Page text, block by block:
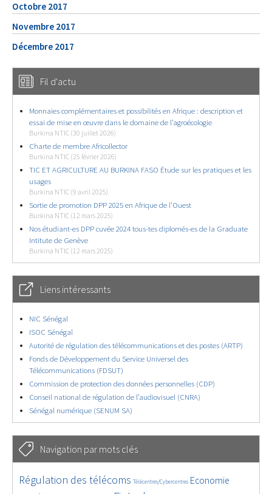
Octobre 2017
Novembre 2017
Décembre 2017
Fil d'actu
Monnaies complémentaires et possibilités en Afrique : description et
essai de mise en œuvre dans le domaine de l’agroécologie
Burkina NTIC (30 juillet 2026)
Charte de membre Africollector
Burkina NTIC (25 février 2026)
TIC ET AGRICULTURE AU BURKINA FASO Étude sur les pratiques et les
usages
Burkina NTIC (9 avril 2025)
Sortie de promotion DPP 2025 en Afrique de l’Ouest
Burkina NTIC (12 mars 2025)
Nos étudiant-es DPP cuvée 2024 tous-tes diplomés-es de la Graduate
Intitute de Genève
Burkina NTIC (12 mars 2025)
Liens intéressants
NIC Sénégal
ISOC Sénégal
Autorité de régulation des télécommunications et des postes (ARTP)
Fonds de Développement du Service Universel des
Télécommunications (FDSUT)
Commission de protection des données personnelles (CDP)
Conseil national de régulation de l’audiovisuel (CNRA)
Sénégal numérique (SENUM SA)
Navigation par mots clés
4598/5771
Régulation des télécoms
363/5771 Télécentres/Cybercentres
3649/5771
Economie